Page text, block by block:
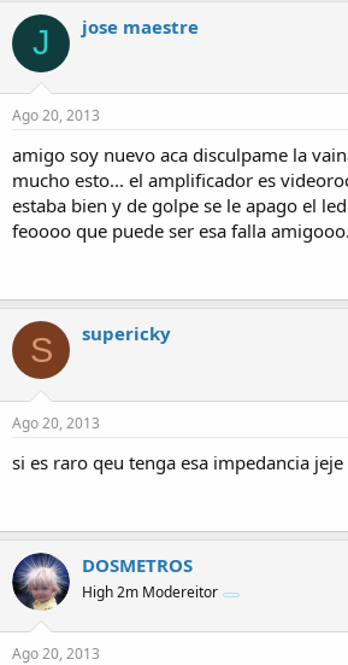
J jose maestre
Ago 20, 2013
amigo soy nuevo aca disculpame la
mucho esto... el amplificador es
estaba bien y de golpe se le apago el
feoooo que puede ser esa falla
S supericky
Ago 20, 2013
si es raro qeu tenga esa impedancia jeje
DOSMETROS
High 2m Modereitor
Ago 20, 2013